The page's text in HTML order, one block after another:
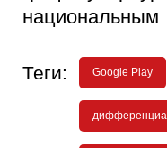
национальным
Теги: Google Play